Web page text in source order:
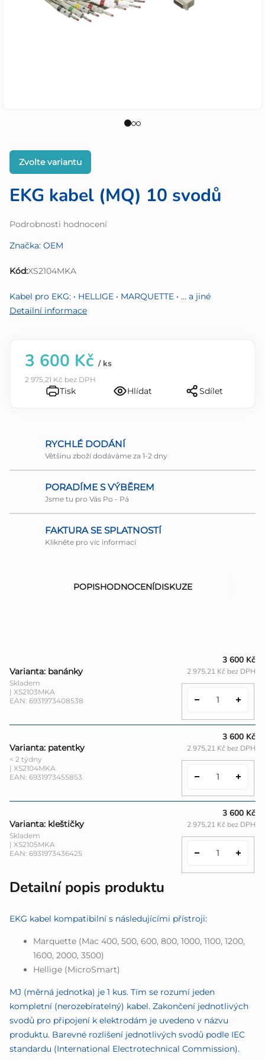
EKG kabel (MQ) 10 svodů
Průměrné
produktu
0,0
hvězdiček.
Podrobnosti hodnocení
Značka: OEM
Kód:XS2104MKA
Zvolte variantu
Kabel pro EKG: • HELLIGE • MARQUETTE • ... a jiné
Detailní informace
3 600 Kč / ks
2 975,21 Kč bez DPH
Tisk Hlídat Sdílet
RYCHLÉ DODÁNÍ
Většinu zboží dodáváme za 1-2 dny
PORADÍME S VÝBĚREM
Jsme tu pro Vás Po - Pá
FAKTURA SE SPLATNOSTÍ
Klikněte pro víc informací
POPISHODNOCENÍDISKUZE
Varianta: banánky
Skladem
| XS2103MKA
EAN: 6931973408538
3 600 Kč
2 975,21 Kč bez DPH
Varianta: patentky
< 2 týdny
| XS2104MKA
EAN: 6931973455853
3 600 Kč
2 975,21 Kč bez DPH
Varianta: kleštičky
Skladem
| XS2105MKA
EAN: 6931973436425
3 600 Kč
2 975,21 Kč bez DPH
Detailní popis produktu
EKG kabel kompatibilní s následujícími přístroji:
Marquette (Mac 400, 500, 600, 800, 1000, 1100, 1200,
1600, 2000, 3500)
Hellige (MicroSmart)
MJ (měrná jednotka) je 1 kus. Tím se rozumí jeden
kompletní (nerozebíratelný) kabel. Zakončení jednotlivých
svodů pro připojení k elektrodám je uvedeno v názvu
produktu. Barevné rozlišení jednotlivých svodů podle IEC
standardu (International Electrotechnical Commission).